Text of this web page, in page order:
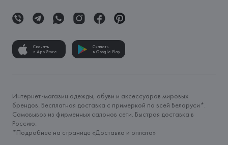
Скачать
в App Store
Скачать
в Google Play
Интернет-магазин одежды, обуви и аксессуаров мировых
брендов. Бесплатная доставка с примеркой по всей Беларуси*.
Самовывоз из фирменных салонов сети. Быстрая доставка в
Россию.
*Подробнее на странице «Доставка и оплата»